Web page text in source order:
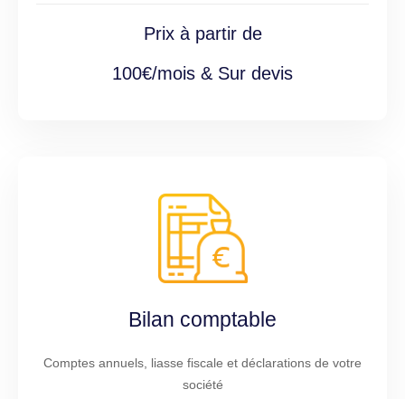
Prix à partir de
100€/mois & Sur devis
Bilan comptable
Comptes annuels, liasse fiscale et déclarations de votre
société